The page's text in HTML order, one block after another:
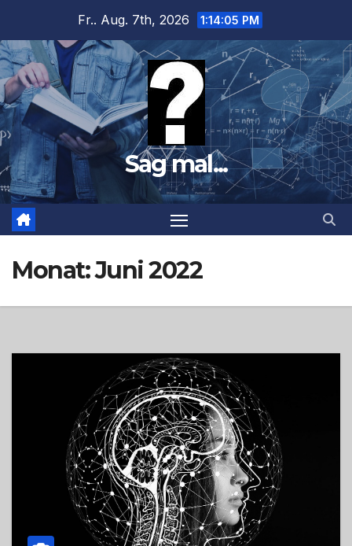
springen
Fr.. Aug. 7th, 2026 1:14:07 PM
Sag mal...
Monat:Juni 2022